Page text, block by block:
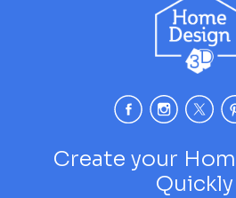
Create your
Quickly